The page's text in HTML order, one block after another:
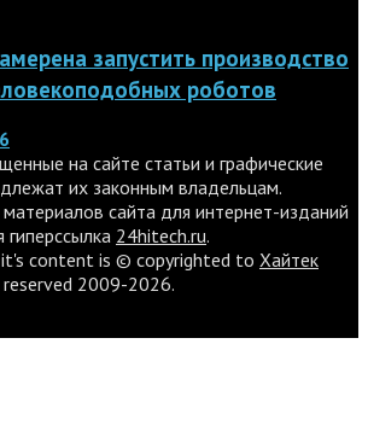
запустить производство
роботов
на сайте статьи и графические
их законным владельцам.
сайта для интернет-изданий
гиперссылка 24hitech.ru.
content is © copyrighted to Хайтек
2009-2026.